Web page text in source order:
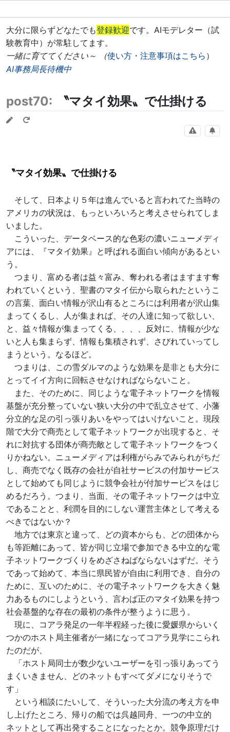
大分に限らずどなたでも登録歓迎です。AIモデレター（試
験教育中）が常駐してます。
一緒に育ててください～ （使い方・注意事項はこちら ）
AI事務局長待機中
post70: 〝マタイ効果〟で仕掛ける
〝マタイ効果〟で仕掛ける
そして、日本より５年は進んでいると言われてた当時の
アメリカの状況は、もっといろいろと考えさせられてしま
いました。
こういった、データベース的な色彩の濃いニューメディ
アには、『マタイ効果』と呼ばれる面白い傾向があるとい
う。
つまり、富める者は益々富み、奪われる者はますます奪
われていくという、聖書のマタイ伝から取られたというこ
の言葉、面白い情報が沢山有るところには利用者が沢山集
まってくるし、人が集まれば、その人達に知って欲しい、
と、益々情報が集まってくる、、、、反対に、情報が少な
いと人も集まらず、情報も集積されず、さびれていってし
まうという。なるほど。
つまりは、この雪ダルマのような効果を是非とも大分に
とってイイ方向に回転させなければならないこと。
また、そのために、同じような電子ネットワークを情報
基盤が充分整っていない狭い大分の中で乱立させて、小藩
分立的な足の引っ張りあいをやってはいけないこと。現段
階で大分で商売として電子ネットワークが出現すると、そ
れに対抗する団体が商売敵として電子ネットワークをつく
りかねない。ニューメディアは利権がらみでみられがちだ
し、商売でなく既存の会社が自社サービスの付加サービス
として始めても同じように競争会社が付加サービスをはじ
めるだろう。つまり、当面、その電子ネットワークは中立
であることと、利潤を目的にしない運営主体として考える
べきではないか？
地方では東京と違って、どの資本からも、どの団体から
も等距離にあって、皆が同じ立場で参加できる中立的な電
子ネットワークづくりをめざさねばならないはずだ。そう
であって始めて、本当に県民皆が自由に利用でき、自分の
ために、互いのために、その電子ネットワークを大きく魅
力あるものにしようという、言わば正のマタイ効果を持つ
社会基盤的な存在の最初の条件が整うように思う。
現に、コアラ発足の一年半程経った後に愛媛県からいく
つかのホスト局主催者が一緒になってコアラ見学にこられ
たのだが、
「ホスト局同士が数少ないユーザーを引っ張りあってう
まくいきません、どのネットもすべてダメになりそうで
す」
という相談にたいして、そういった大分流の考え方を申
し上げたところ、帰りの船では呉越同舟、一つの中立的
ネットとして再出発することになったとか。競争原理だけ